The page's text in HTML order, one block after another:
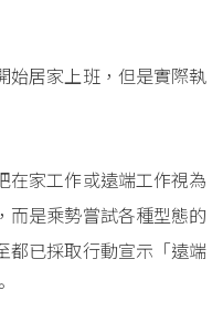
始居家上班，但是實際執
在家工作或遠端工作視為
而是乘勢嘗試各種型態的
都已採取行動宣示「遠端